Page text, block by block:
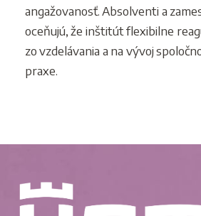
angažovanosť. Absolventi a
oceňujú, že inštitút flexibilne
zo vzdelávania a na vývoj
praxe.